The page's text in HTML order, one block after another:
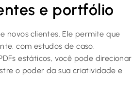
e portfólio
novos clientes. Ele permite que
com estudos de caso,
estáticos, você pode direcionar
o poder da sua criatividade e